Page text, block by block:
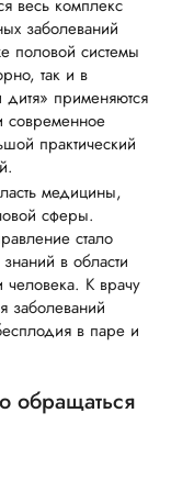
весь комплекс
заболеваний
половой системы
так и в
дитя» применяются
современное
практический
медицины,
сферы.
стало
в области
К врачу
заболеваний
в паре и
обращаться